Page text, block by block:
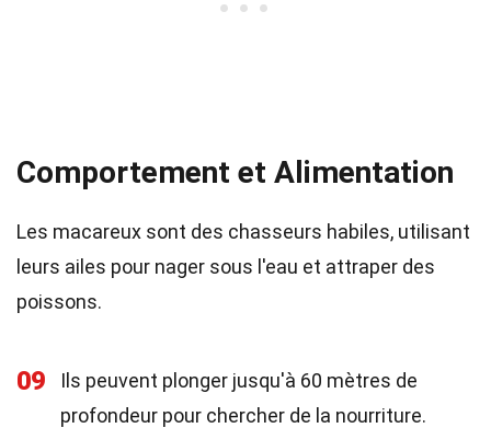
Comportement et Alimentation
Les macareux sont des chasseurs habiles, utilisant
leurs ailes pour nager sous l'eau et attraper des
poissons.
09
Ils peuvent plonger jusqu'à 60 mètres de
profondeur pour chercher de la nourriture.